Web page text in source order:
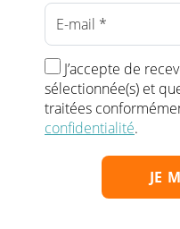
J’accepte de
sélectionnée(s) et
traitées
confidentialité.